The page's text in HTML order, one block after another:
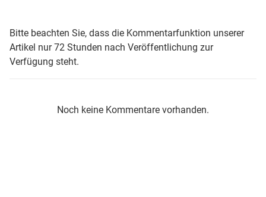
Bitte beachten Sie, dass die Kommentarfunktion unserer
Artikel nur 72 Stunden nach Veröffentlichung zur
Verfügung steht.
Noch keine Kommentare vorhanden.